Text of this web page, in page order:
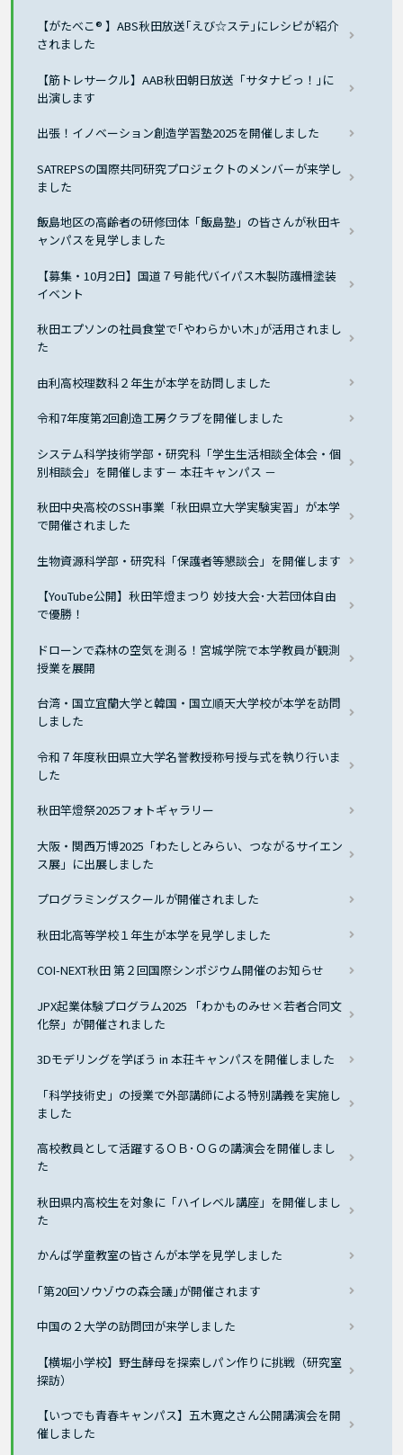
【がたべこ® 】ABS秋田放送｢えび☆ステ｣にレシピが紹介
されました
【筋トレサークル】AAB秋田朝日放送「サタナビっ！｣に
出演します
出張！イノベーション創造学習塾2025を開催しました
SATREPSの国際共同研究プロジェクトのメンバーが来学し
ました
飯島地区の高齢者の研修団体「飯島塾」の皆さんが秋田キ
ャンパスを見学しました
【募集・10月2日】国道７号能代バイパス木製防護柵塗装
イベント
秋田エプソンの社員食堂で｢やわらかい木｣が活用されまし
た
由利高校理数科２年生が本学を訪問しました
令和7年度第2回創造工房クラブを開催しました
システム科学技術学部・研究科「学生生活相談全体会・個
別相談会」を開催します－ 本荘キャンパス －
秋田中央高校のSSH事業「秋田県立大学実験実習」が本学
で開催されました
生物資源科学部・研究科「保護者等懇談会」を開催します
【YouTube公開】秋田竿燈まつり 妙技大会･大若団体自由
で優勝！
ドローンで森林の空気を測る！宮城学院で本学教員が観測
授業を展開
台湾・国立宜蘭大学と韓国・国立順天大学校が本学を訪問
しました
令和７年度秋田県立大学名誉教授称号授与式を執り行いま
した
秋田竿燈祭2025フォトギャラリー
大阪・関西万博2025「わたしとみらい、つながるサイエン
ス展」に出展しました
プログラミングスクールが開催されました
秋田北高等学校１年生が本学を見学しました
COI-NEXT秋田 第２回国際シンポジウム開催のお知らせ
JPX起業体験プログラム2025 「わかものみせ×若者合同文
化祭」が開催されました
3Dモデリングを学ぼう in 本荘キャンパスを開催しました
「科学技術史」の授業で外部講師による特別講義を実施し
ました
高校教員として活躍するＯＢ･ＯＧの講演会を開催しまし
た
秋田県内高校生を対象に「ハイレベル講座」を開催しまし
た
かんば学童教室の皆さんが本学を見学しました
｢第20回ソウゾウの森会議｣が開催されます
中国の２大学の訪問団が来学しました
【横堀小学校】野生酵母を探索しパン作りに挑戦（研究室
探訪）
【いつでも青春キャンパス】五木寛之さん公開講演会を開
催しました